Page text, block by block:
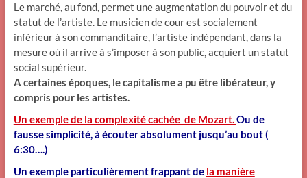
Le marché, au fond, permet une augmentation du pouvoir et du
statut de l’artiste. Le musicien de cour est socialement
inférieur à son commanditaire, l’artiste indépendant, dans la
mesure où il arrive à s’imposer à son public, acquiert un statut
social supérieur.
A certaines époques, le capitalisme a pu être libérateur, y
compris pour les artistes.
Un exemple de la complexité cachée de Mozart.Ou de
fausse simplicité, à écouter absolument jusqu’au bout (
6:30….)
Un exemple particulièrement frappant de la manière